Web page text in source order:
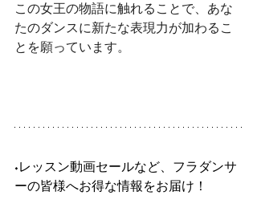
この女王の物語に触れることで、あな
たのダンスに新たな表現力が加わるこ
とを願っています。
◆レッスン動画セールなど、フラダンサ
ーの皆様へお得な情報をお届け！